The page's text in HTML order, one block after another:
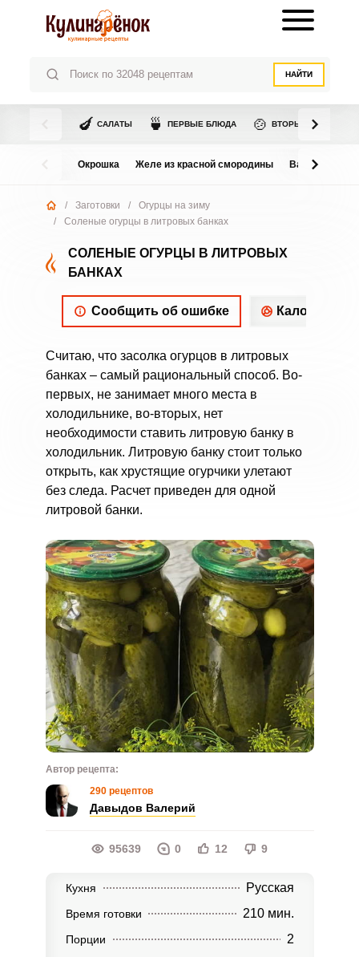
НАЙТИ
🍆 САЛАТЫ 🍵 ПЕРВЫЕ БЛЮДА 🍲 ВТОРЫЕ БЛЮДА
Окрошка Желе из красной смородины Варенье из
/ Заготовки /
Огурцы на зиму
/
Соленые огурцы в литровых банках
СОЛЕНЫЕ ОГУРЦЫ В ЛИТРОВЫХ
БАНКАХ
Сообщить об ошибке
Считаю, что засолка огурцов в литровых
банках – самый рациональный способ. Во-
первых, не занимает много места в
холодильнике, во-вторых, нет
необходимости ставить литровую банку в
холодильник. Литровую банку стоит только
открыть, как хрустящие огурчики улетают
без следа. Расчет приведен для одной
литровой банки.
Автор рецепта:
290 рецептов
Давыдов Валерий
95639 0 12 9
Кухня Русская
Время готовки 210 мин.
Порции 2